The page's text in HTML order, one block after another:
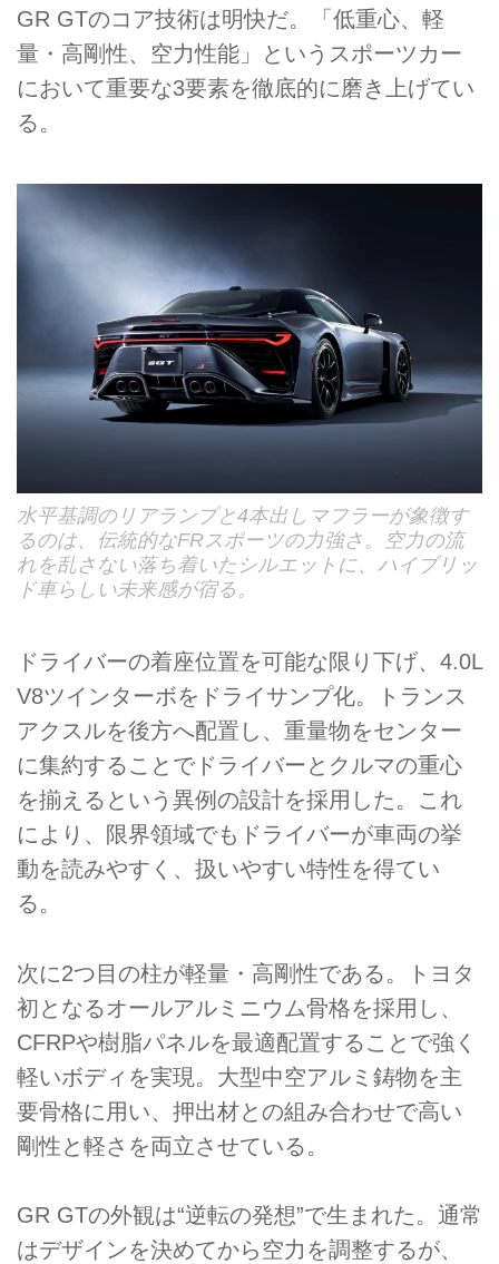
GR GTのコア技術は明快だ。「低重心、軽
量・高剛性、空力性能」というスポーツカー
において重要な3要素を徹底的に磨き上げてい
る。
水平基調のリアランプと4本出しマフラーが象徴す
るのは、伝統的なFRスポーツの力強さ。空力の流
れを乱さない落ち着いたシルエットに、ハイブリッ
ド車らしい未来感が宿る。
ドライバーの着座位置を可能な限り下げ、4.0L
V8ツインターボをドライサンプ化。トランス
アクスルを後方へ配置し、重量物をセンター
に集約することでドライバーとクルマの重心
を揃えるという異例の設計を採用した。これ
により、限界領域でもドライバーが車両の挙
動を読みやすく、扱いやすい特性を得てい
る。
次に2つ目の柱が軽量・高剛性である。トヨタ
初となるオールアルミニウム骨格を採用し、
CFRPや樹脂パネルを最適配置することで強く
軽いボディを実現。大型中空アルミ鋳物を主
要骨格に用い、押出材との組み合わせで高い
剛性と軽さを両立させている。
GR GTの外観は“逆転の発想”で生まれた。通常
はデザインを決めてから空力を調整するが、